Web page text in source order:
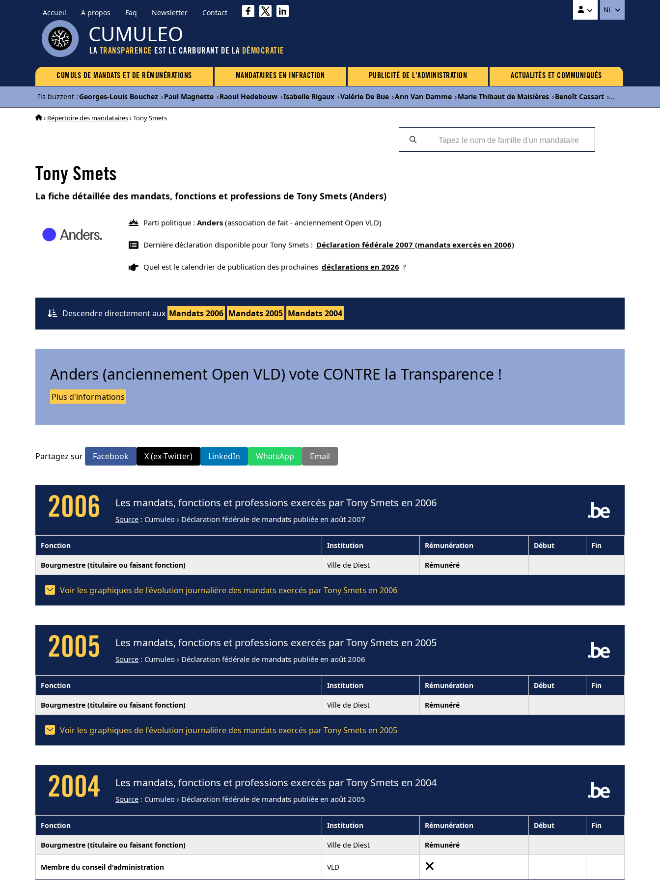
Accueil A propos Faq Newsletter Contact NL
CUMULEO
LA TRANSPARENCE EST LE CARBURANT DE LA DÉMOCRATIE
CUMULS DE MANDATS ET DE RÉMUNÉRATIONS MANDATAIRES EN INFRACTION PUBLICITÉ DE L'ADMINISTRATION ACTUALITÉS ET COMMUNIQUÉS
Ils buzzent :Georges-Louis Bouchez ›Paul Magnette ›Raoul Hedebouw ›Isabelle Rigaux ›Valérie De Bue ›Ann Van Damme ›Marie Thibaut de Maisières ›Benoît Cassart ›...
› Répertoire des mandataires› Tony Smets
Tony Smets
La fiche détaillée des mandats, fonctions et professions de Tony Smets (Anders)
Parti politique : Anders (association de fait - anciennement Open VLD)
Dernière déclaration disponible pour Tony Smets : Déclaration fédérale 2007 (mandats exercés en 2006)
Quel est le calendrier de publication des prochaines déclarations en 2026 ?
Descendre directement aux Mandats 2006 Mandats 2005 Mandats 2004
Anders (anciennement Open VLD) vote CONTRE la Transparence !
Plus d'informations
Partagez sur Facebook X (ex-Twitter) LinkedIn WhatsApp Email
2006 Les mandats, fonctions et professions exercés par Tony Smets en 2006
Source : Cumuleo › Déclaration fédérale de mandats publiée en août 2007
Fonction Institution Rémunération Début Fin
Bourgmestre (titulaire ou faisant fonction) Ville de Diest Rémunéré
Voir les graphiques de l'évolution journalière des mandats exercés par Tony Smets en 2006
2005 Les mandats, fonctions et professions exercés par Tony Smets en 2005
Source : Cumuleo › Déclaration fédérale de mandats publiée en août 2006
Fonction Institution Rémunération Début Fin
Bourgmestre (titulaire ou faisant fonction) Ville de Diest Rémunéré
Voir les graphiques de l'évolution journalière des mandats exercés par Tony Smets en 2005
2004 Les mandats, fonctions et professions exercés par Tony Smets en 2004
Source : Cumuleo › Déclaration fédérale de mandats publiée en août 2005
Fonction Institution Rémunération Début Fin
Bourgmestre (titulaire ou faisant fonction) Ville de Diest Rémunéré
Membre du conseil d'administration VLD